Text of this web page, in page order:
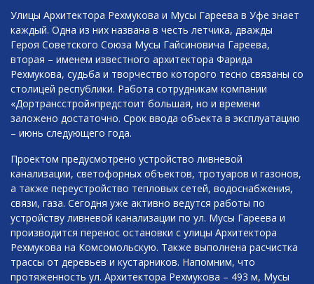
Улицы Архитектора Рехмукова и Мусы Гареева в Уфе знает
каждый. Одна из них названа в честь летчика, дважды
Героя Советского Союза Мусы Гайсиновича Гареева,
вторая – именем известного архитектора Фарида
Рехмукова, судьба и творчество которого тесно связаны со
столицей республики. Работа сотрудникам компании
«Дортрансстрой»предстоит большая, но и времени
заложено достаточно. Срок ввода объекта в эксплуатацию
– июнь следующего года.
Проектом предусмотрено устройство ливневой
канализации, светофорных объектов, тротуаров и газонов,
а также переустройство тепловых сетей, водоснабжения,
связи, газа. Сегодня уже активно ведутся работы по
устройству ливневой канализации по ул. Мусы Гареева и
производится перенос остановки с улицы Архитектора
Рехмукова на Комсомольскую. Также выполнена расчистка
трассы от деревьев и кустарников. Напомним, что
протяженность ул. Архитектора Рехмукова – 493 м, Мусы